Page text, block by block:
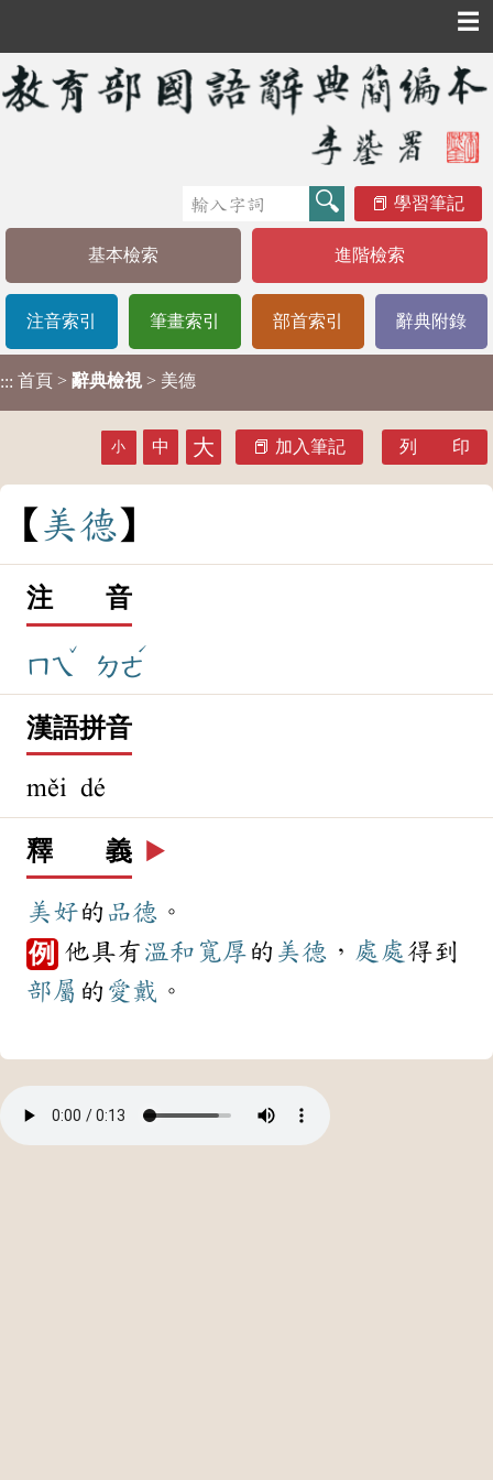
☰
學習筆記
基本檢索 進階檢索
注音索引 筆畫索引 部首索引 辭典附錄
::: 首頁 > 辭典檢視 > 美德
小 中 大 加入筆記 列 印
美德
注 音
ㄇㄟ
ˇ
ㄉㄜ
ˊ
漢語拼音
měi dé
釋 義 ▶️
美好的 品德 。
例 他具有 溫和 寬厚 的 美德 ， 處處 得到
部屬 的 愛戴 。